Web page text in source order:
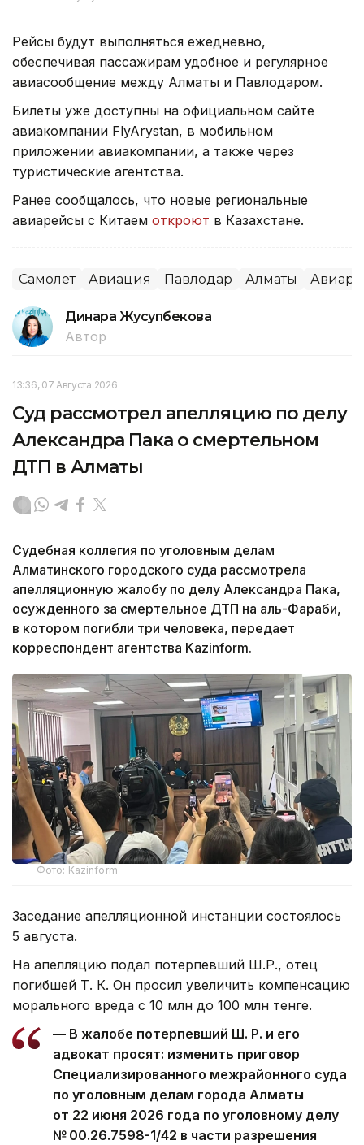
Рейсы будут выполняться ежедневно,
обеспечивая пассажирам удобное и регулярное
авиасообщение между Алматы и Павлодаром.
Билеты уже доступны на официальном сайте
авиакомпании FlyArystan, в мобильном
приложении авиакомпании, а также через
туристические агентства.
Ранее сообщалось, что новые региональные
авиарейсы с Китаем откроют в Казахстане.
Самолет Авиация Павлодар Алматы
Динара Жусупбекова
Автор
13:36, 07 Августа 2026
Суд рассмотрел апелляцию по делу
Александра Пака о смертельном
ДТП в Алматы
Судебная коллегия по уголовным делам
Алматинского городского суда рассмотрела
апелляционную жалобу по делу Александра Пака,
осужденного за смертельное ДТП на аль-Фараби,
в котором погибли три человека, передает
корреспондент агентства Kazinform.
Фото: Kazinform
Заседание апелляционной инстанции состоялось
5 августа.
На апелляцию подал потерпевший Ш.Р., отец
погибшей Т. К. Он просил увеличить компенсацию
морального вреда с 10 млн до 100 млн тенге.
— В жалобе потерпевший Ш. Р. и его
адвокат просят: изменить приговор
Специализированного межрайонного суда
по уголовным делам города Алматы
от 22 июня 2026 года по уголовному делу
№ 00.26.7598-1/42 в части разрешения